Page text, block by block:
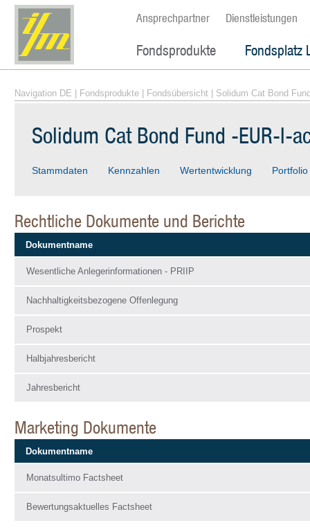
Ansprechpartner Dienstleistungen
Fondsprodukte Fondsplatz
Navigation DE Fondsprodukte Fondsübersicht | Solidum Cat Bond
Solidum Cat Bond Fund -EUR-I-
Stammdaten Kennzahlen Wertentwicklung Portfolio
Rechtliche Dokumente und Berichte
Dokumentname
Wesentliche Anlegerinformationen - PRIIP
Nachhaltigkeitsbezogene Offenlegung
Prospekt
Halbjahresbericht
Jahresbericht
Marketing Dokumente
Dokumentname
Monatsultimo Factsheet
Bewertungsaktuelles Factsheet